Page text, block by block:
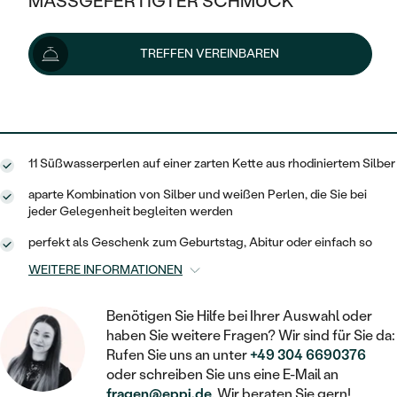
KLASSISCH
V-FORM
VINTAGE
AUSSERGEWÖHNLICHE
GEHÄMMERTE
VON HAND GRAVIERTE
MIT MEHREREN DIAMANTEN
HALO
VINTAGE
IM SET
AUSSERGEWÖHNLICH
WÄHLE EINEN RING
DIAMANTEN ZUM EINFASSEN
AUSVERKAUF
WENN SCHMUCK HILFT
NACH TYP
OHRRINGE
RINGE
ANHÄNGER / KETTEN
SCHMUCKSET
HERRENSCHMUCK
PLATIN
OHRSTECKER
CREOLEN
MINIMALISTISCHE
OHRHÄNGER
SOLITÄR
HERZ
GOLD
SILBER
SOLITÄR
ZUR GEBURT EINES KINDES
MIT STERNZEICHEN
MINIMALISTISCH
AUSVERKAUF
GOLD
PLATIN
NACH STYL
MEMOIRE
MINIMALISTISCHE
TREFFEN VEREINBAREN
139 €
Lieferoptionen
11 Süßwasserperlen auf einer zarten Kette aus rhodiniertem Silber
aparte Kombination von Silber und weißen Perlen, die Sie bei
jeder Gelegenheit begleiten werden
perfekt als Geschenk zum Geburtstag, Abitur oder einfach so
WEITERE INFORMATIONEN
Benötigen Sie Hilfe bei Ihrer Auswahl oder
haben Sie weitere Fragen? Wir sind für Sie da:
Rufen Sie uns an unter+49 304 6690376
oder schreiben Sie uns eine E-Mail an